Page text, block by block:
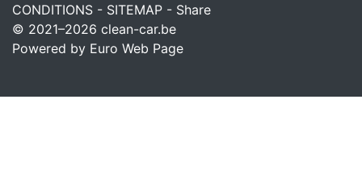
CONDITIONS - SITEMAP - Share
© 2021–2026 clean-car.be
Powered by Euro Web Page